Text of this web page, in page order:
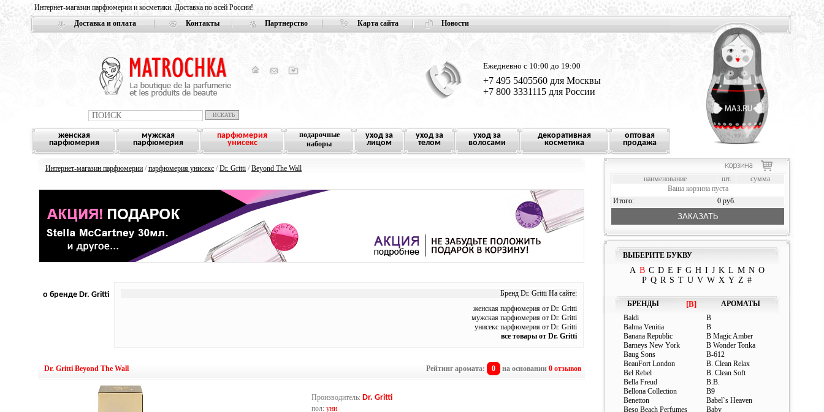
Интернет-магазин парфюмерии и косметики. Доставка по всей России!
Доставка и оплата
Контакты Партнерство Карта сайта Новости
Ежедневно с 10:00 до 19:00
+7 495 5405560 для Москвы
+7 800 3331115 для России
женская
парфюмерия
мужская
парфюмерия
парфюмерия
унисекс
подарочные
наборы
уход за
лицом
уход за
телом
уход за
волосами
декоративная
косметика
оптовая
продажа
Интернет-магазин парфюмерии /парфюмерия унисекс /Dr. Gritti /Beyond The Wall
о бренде Dr. Gritti
Бренд Dr. Gritti На сайте:
женская парфюмерия от Dr. Gritti
мужская парфюмерия от Dr. Gritti
унисекс парфюмерия от Dr. Gritti
все товары от Dr. Gritti
Dr. Gritti Beyond The Wall Рейтинг аромата: 0 на основании 0 отзывов
Производитель: Dr. Gritti
пол: уни
наименование шт.
сумма
Ваша корзина пуста
Итого:
0 руб.
ЗАКАЗАТЬ
ВЫБЕРИТЕ БУКВУ
A B C D E F G H I J K L M N O
P Q R S T U V W X Y Z #
БРЕНДЫ [B]
АРОМАТЫ
Baldi
Balma Venitia
Banana Republic
Barneys New York
Baug Sons
BeauFort London
Bel Rebel
Bella Freud
Bellona Collection
Benetton
Beso Beach Perfumes
B
B
B Magic Amber
B Wonder Tonka
B-612
B. Clean Relax
B. Clean Soft
B.B.
B9
Babel`s Heaven
Baby